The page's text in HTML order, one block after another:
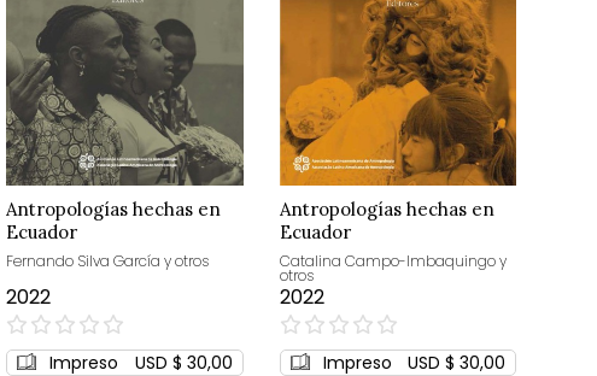
Antropologías hechas en
Ecuador
Fernando Silva García y otros
2022
0%
Impreso USD $ 30,00
Antropologías hechas en
Ecuador
Catalina Campo-Imbaquingo y
otros
2022
0%
Impreso USD $ 30,00